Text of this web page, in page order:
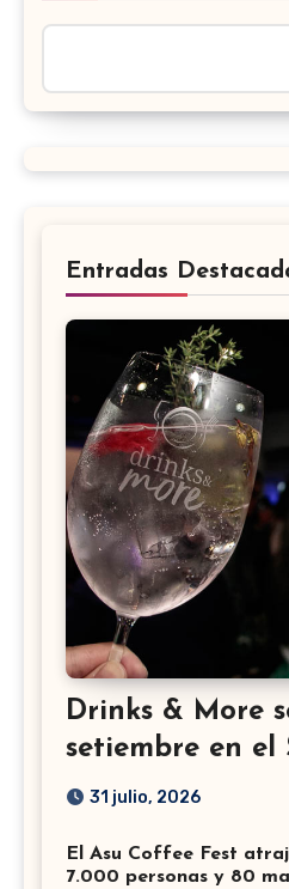
Entradas
Drinks & More
setiembre en el
31 julio, 2026
El Asu Coffee Fest
7.000 personas y 80